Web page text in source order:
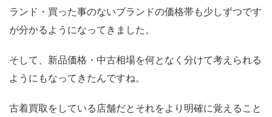
ランド・買った事のないブランドの価格帯も少しずつです
が分かるようになってきました。
そして、新品価格・中古相場を何となく分けて考えられる
ようにもなってきたんですね。
古着買取をしている店舗だとそれをより明確に覚えること